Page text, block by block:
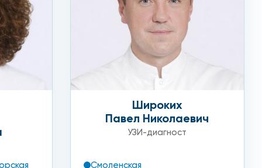
Широких
Павел Николаевич
УЗИ-диагност
Смоленская